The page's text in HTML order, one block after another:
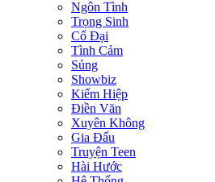
Ngôn Tình
Trọng Sinh
Cổ Đại
Tình Cảm
Sủng
Showbiz
Kiếm Hiệp
Điền Văn
Xuyên Không
Gia Đấu
Truyện Teen
Hài Hước